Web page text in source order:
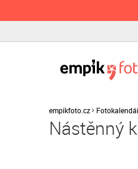
empikfoto.cz
Nástěnný